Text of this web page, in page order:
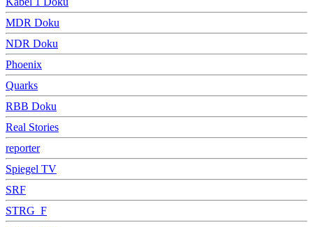
MDR Doku
NDR Doku
Phoenix
Quarks
RBB Doku
Real Stories
reporter
Spiegel TV
SRF
STRG_F